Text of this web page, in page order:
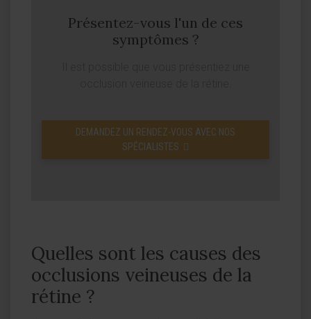
Présentez-vous l'un de ces
symptômes ?
DEMANDEZ UN RENDEZ-VOUS AVEC NOS
SPÉCIALISTES
Quelles sont les causes des
occlusions veineuses de la
rétine ?